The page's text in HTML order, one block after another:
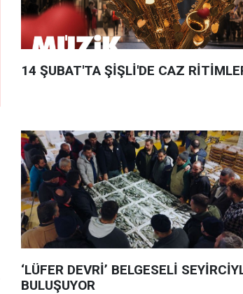
14 ŞUBAT'TA ŞİŞLİ'DE CAZ
‘LÜFER DEVRİ’ BELGESELİ
BULUŞUYOR